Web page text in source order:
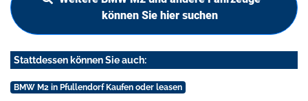
können Sie hier suchen
Stattdessen können Sie auch:
BMW M2 in Pfullendorf Kaufen oder leasen